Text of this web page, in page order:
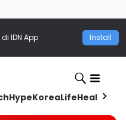
IDN App Install
HypeKoreaLifeHealth